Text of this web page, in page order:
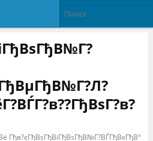
Гђв?єГђВѕГђВіГђВѕГђВ№Г?ВЃГђВєГђВ°